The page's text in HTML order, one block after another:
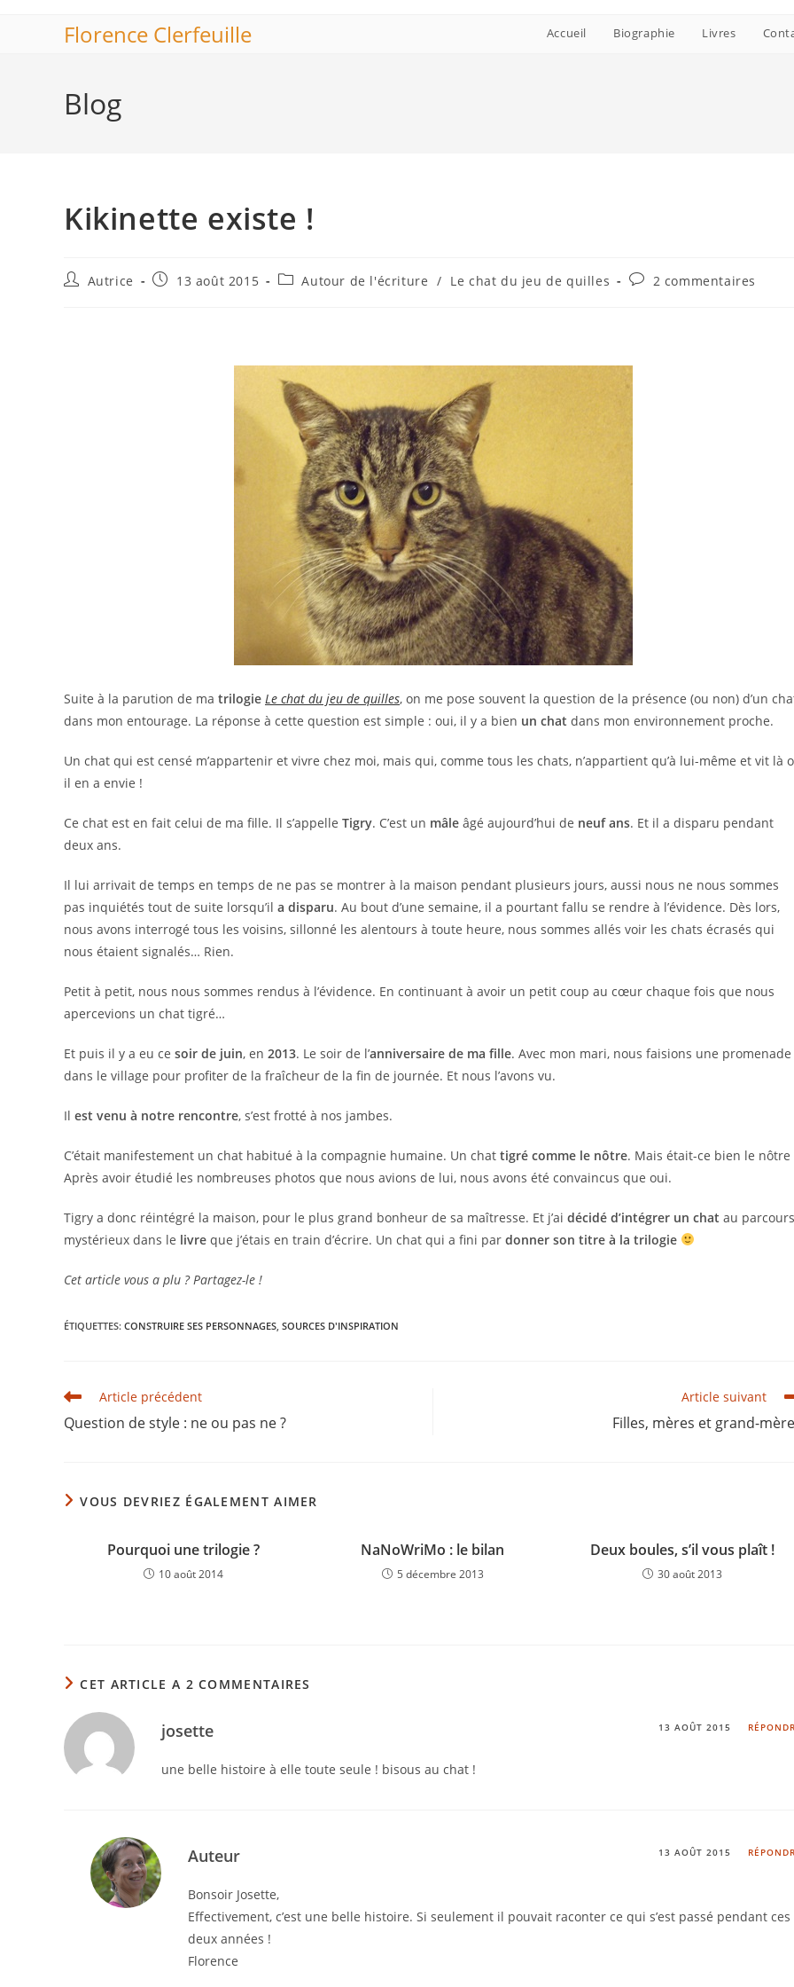
Florence Clerfeuille Accueil Biographie Livres
Blog
Kikinette existe !
Auteur/autrice
Autrice
Publication
13 août 2015
PostAutour de l'écriture / Le chat du jeu de quilles
Commentaires
2 commentaires
Suite à la parution de ma trilogie Le chat du jeu de quilles, on me pose souvent la question de la présence (ou non) d’un
dans mon entourage. La réponse à cette question est simple : oui, il y a bien un chat dans mon environnement proche.
Un chat qui est censé m’appartenir et vivre chez moi, mais qui, comme tous les chats, n’appartient qu’à lui-même et vit là
il en a envie !
Ce chat est en fait celui de ma fille. Il s’appelle Tigry. C’est un mâle âgé aujourd’hui de neuf ans. Et il a disparu pendant
deux ans.
Il lui arrivait de temps en temps de ne pas se montrer à la maison pendant plusieurs jours, aussi nous ne nous sommes
pas inquiétés tout de suite lorsqu’il a disparu. Au bout d’une semaine, il a pourtant fallu se rendre à l’évidence. Dès lors,
nous avons interrogé tous les voisins, sillonné les alentours à toute heure, nous sommes allés voir les chats écrasés qui
nous étaient signalés… Rien.
Petit à petit, nous nous sommes rendus à l’évidence. En continuant à avoir un petit coup au cœur chaque fois que nous
apercevions un chat tigré…
Et puis il y a eu ce soir de juin, en 2013. Le soir de l’anniversaire de ma fille. Avec mon mari, nous faisions une promenade
dans le village pour profiter de la fraîcheur de la fin de journée. Et nous l’avons vu.
Il est venu à notre rencontre, s’est frotté à nos jambes.
C’était manifestement un chat habitué à la compagnie humaine. Un chat tigré comme le nôtre. Mais était-ce bien le nôtre
Après avoir étudié les nombreuses photos que nous avions de lui, nous avons été convaincus que oui.
Tigry a donc réintégré la maison, pour le plus grand bonheur de sa maîtresse. Et j’ai décidé d’intégrer un chat au parcours
mystérieux dans le livre que j’étais en train d’écrire. Un chat qui a fini par donner son titre à la trilogie
Cet article vous a plu ? Partagez-le !
ÉTIQUETTES: CONSTRUIRE SES PERSONNAGES, SOURCES D'INSPIRATION
Read
articles
Article précédent
Question de style : ne ou pas ne ?
Article suivant
Filles, mères et grand-
VOUS DEVRIEZ ÉGALEMENT AIMER
Pourquoi une trilogie ?
10 août 2014
NaNoWriMo : le bilan
5 décembre 2013
Deux boules, s’il vous plaît !
30 août 2013
CET ARTICLE A 2 COMMENTAIRES
josette 13 AOÛT 2015
une belle histoire à elle toute seule ! bisous au chat !
Auteur 13 AOÛT 2015
Bonsoir Josette,
Effectivement, c’est une belle histoire. Si seulement il pouvait raconter ce qui s’est passé pendant ces
deux années !
Florence